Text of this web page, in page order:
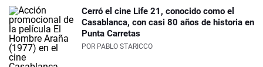
Cerró el cine Life 21, conocido como el
Casablanca, con casi 80 años de historia en
Punta Carretas
POR PABLO STARICCO